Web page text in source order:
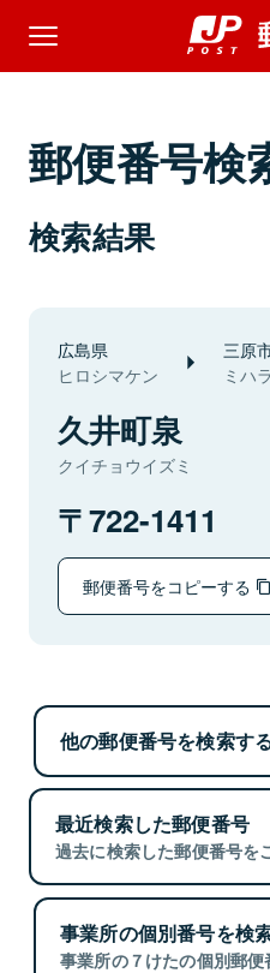
郵便番号検
検索結果
広島県
ヒロシマケン
三原
ミハ
久井町泉
クイチョウイズミ
722-1411
郵便番号をコピーする
他の郵便番号を検索す
最近検索した郵便番号
過去に検索した郵便番号を
事業所の個別番号を検
事業所の７けたの個別郵便